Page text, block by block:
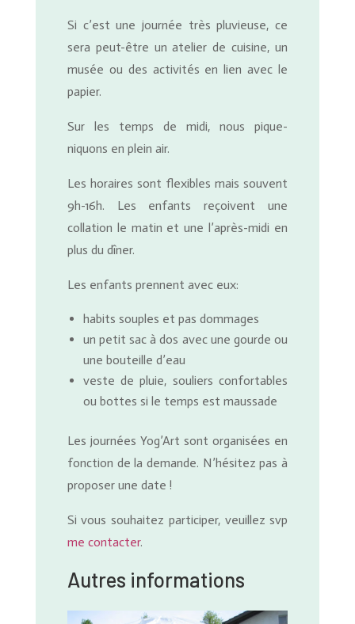
Si c’est une journée très pluvieuse, ce
sera peut-être un atelier de cuisine, un
musée ou des activités en lien avec le
papier.
Sur les temps de midi, nous pique-
niquons en plein air.
Les horaires sont flexibles mais souvent
9h-16h. Les enfants reçoivent une
collation le matin et une l’après-midi en
plus du dîner.
Les enfants prennent avec eux:
habits souples et pas dommages
un petit sac à dos avec une gourde ou
une bouteille d’eau
veste de pluie, souliers confortables
ou bottes si le temps est maussade
Les journées Yog’Art sont organisées en
fonction de la demande. N’hésitez pas à
proposer une date !
Si vous souhaitez participer, veuillez svp
me contacter.
Autres informations